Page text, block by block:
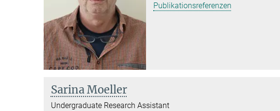
Publikationsreferenzen
Sarina Moeller
Undergraduate Research Assistant